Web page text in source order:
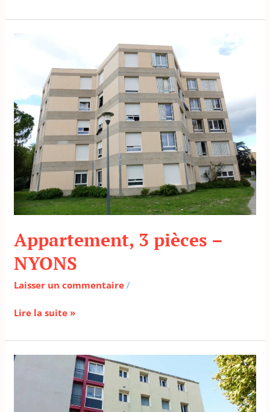
Appartement, 3 pièces –
NYONS
Laisser un commentaire /
NYONS
Lire la suite »
Appartement,